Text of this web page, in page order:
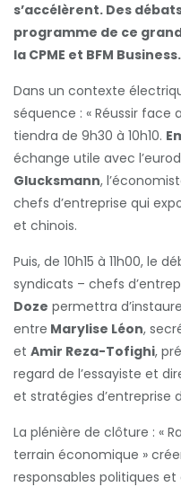
s’accélèrent. Des
programme de ce
la CPME et BFM Business.
Dans un contexte
séquence : « Réussir face
tiendra de 9h30 à 10h10.
échange utile avec
Glucksmann,
chefs d’entreprise qui
et chinois.
Puis, de 10h15 à 11h00, le
syndicats – chefs
Doze permettra
entre Marylise Léon,
et Amir Reza-Tofighi,
regard de l’essayiste et
et stratégies d’entreprise
La plénière de clôture : «
terrain économique »
responsables politiques et